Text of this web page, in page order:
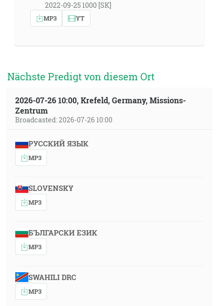
2022-09-25 1000 [SK]
MP3 YT
Nächste Predigt von diesem Ort
2026-07-26 10:00, Krefeld, Germany, Missions-
Zentrum
Broadcasted: 2026-07-26 10:00
РУССКИЙ ЯЗЫК
MP3
SLOVENSKY
MP3
БЪЛГАРСКИ ЕЗИК
MP3
SWAHILI DRC
MP3